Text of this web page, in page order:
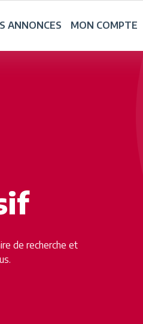
ANNONCES MON COMPTE
de recherche et